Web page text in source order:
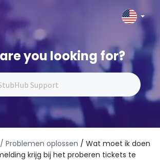
you looking for?
/ Problemen oplossen / Wat moet ik doen
krijg bij het proberen tickets te